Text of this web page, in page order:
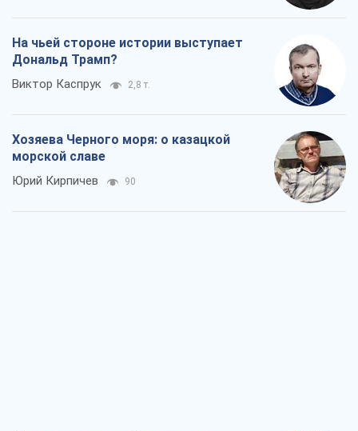
На чьей стороне истории выступает
Дональд Трамп?
Виктор Каспрук 2,8 т.
Хозяева Черного моря: о казацкой
морской славе
Юрий Кирпичев 90